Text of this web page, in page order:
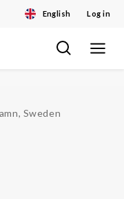
English Log in
Toggle
Sweden